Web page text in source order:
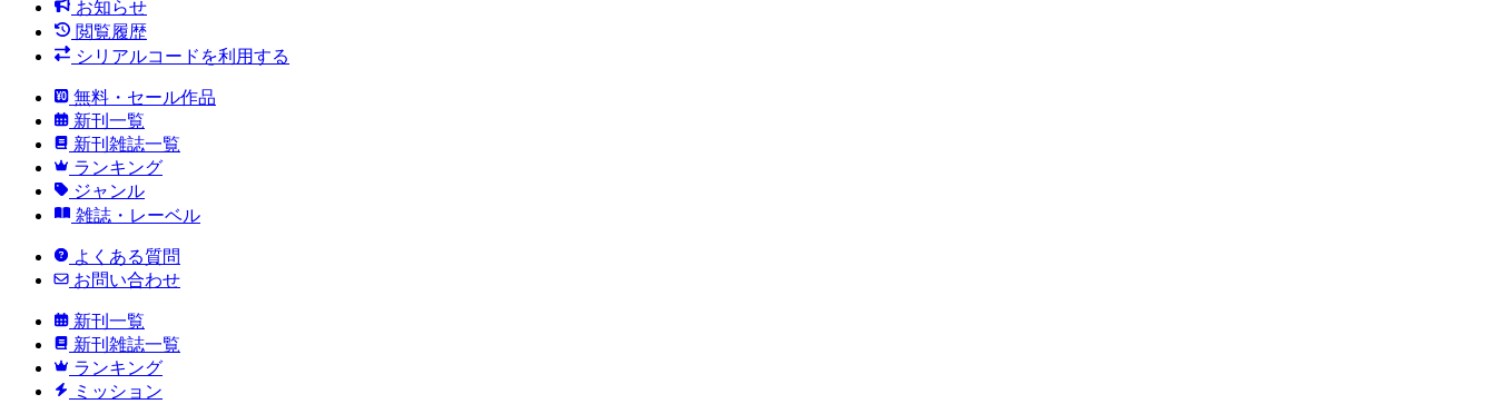
お知らせ
閲覧履歴
シリアルコードを利用する
無料・セール作品
新刊一覧
新刊雑誌一覧
ランキング
ジャンル
雑誌・レーベル
よくある質問
お問い合わせ
新刊一覧
新刊雑誌一覧
ランキング
ミッション